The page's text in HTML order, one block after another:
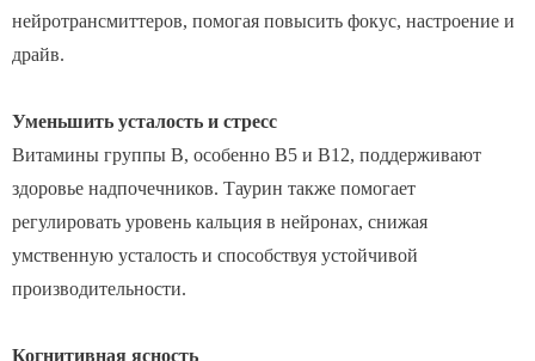
нейротрансмиттеров, помогая повысить фокус, настроение и
драйв.
Уменьшить усталость и стресс
Витамины группы B, особенно B5 и B12, поддерживают
здоровье надпочечников. Таурин также помогает
регулировать уровень кальция в нейронах, снижая
умственную усталость и способствуя устойчивой
производительности.
Когнитивная ясность